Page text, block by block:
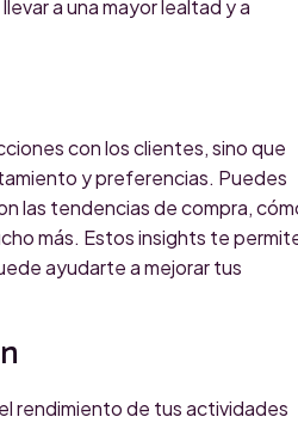
a una mayor lealtad y a
con los clientes, sino que
y preferencias. Puedes
las tendencias de compra,
más. Estos insights te
ayudarte a mejorar tus
rendimiento de tus actividades